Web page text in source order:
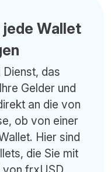
Wallet
das
Gelder und
an die von
ob von einer
Hier sind
die Sie mit